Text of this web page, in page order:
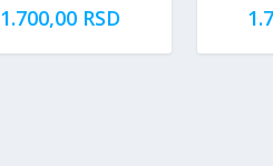
1.700,00 RSD